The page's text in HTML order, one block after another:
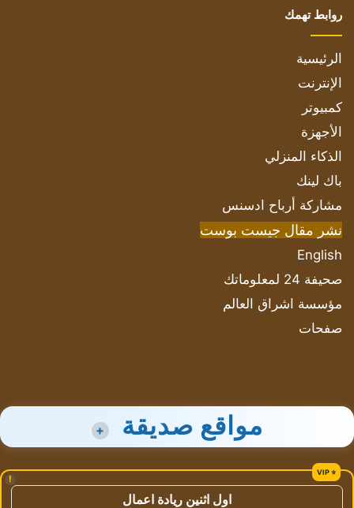
روابط تهمك
الرئيسية
الإنترنت
كمبيوتر
الأجهزة
الذكاء المنزلي
باك لينك
مشاركة أرباح ادسنس
نشر مقال جيست بوست
English
صحيفة 24 لمعلوماتك
مؤسسة اشراق العالم
صفحات
مواقع صديقة +
!
اول اثنين ريادة اعمال